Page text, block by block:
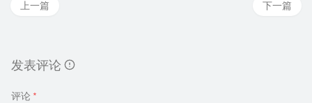
下一篇
上一篇
发表评论
评论 *